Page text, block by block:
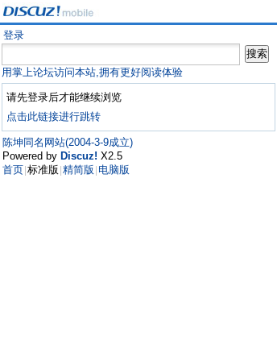
登录
用掌上论坛访问本站,拥有更好阅读体验
请先登录后才能继续浏览
点击此链接进行跳转
陈坤同名网站(2004-3-9成立)
Powered by Discuz! X2.5
首页 标准版 精简版 电脑版